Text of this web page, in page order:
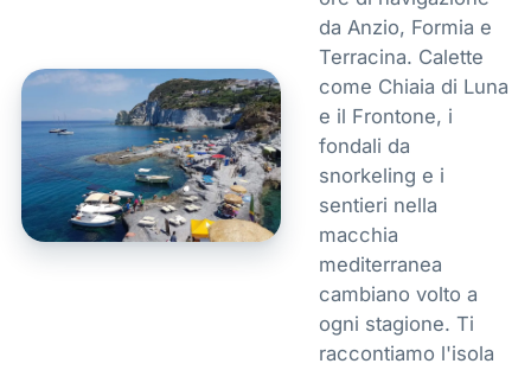
da Anzio, Formia e
Terracina. Calette
come Chiaia di Luna
e il Frontone, i
fondali da
snorkeling e i
sentieri nella
macchia
mediterranea
cambiano volto a
ogni stagione. Ti
raccontiamo l'isola